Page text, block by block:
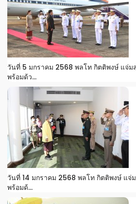
วันที่ 5 มกราคม 2568 พลโท กิตติพงษ์ แจ่
พร้อมด้ว...
วันที่ 14 มกราคม 2568 พลโท กิตติพงษ์ แ
พร้อมด้...